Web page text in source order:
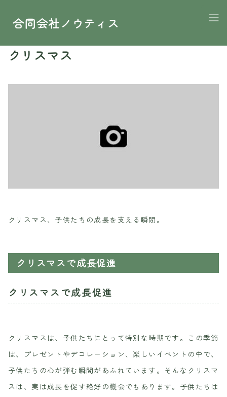
合同会社ノウティス
クリスマス
クリスマス、子供たちの成長を支える瞬間。
クリスマスで成長促進
クリスマスで成長促進
クリスマスは、子供たちにとって特別な時期です。この季節
は、プレゼントやデコレーション、楽しいイベントの中で、
子供たちの心が弾む瞬間があふれています。そんなクリスマ
スは、実は成長を促す絶好の機会でもあります。子供たちは